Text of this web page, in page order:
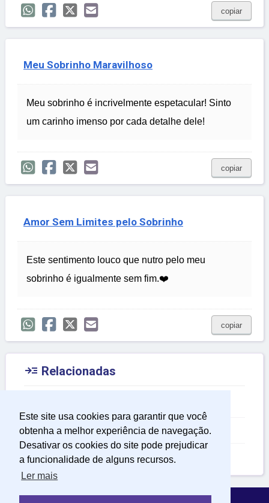
Este site usa cookies para garantir que você
obtenha a melhor experiência de navegação.
Desativar os cookies do site pode prejudicar
a funcionalidade de alguns recursos.
Ler mais
copiar
Meu Sobrinho Maravilhoso
Meu sobrinho é incrivelmente espetacular! Sinto
um carinho imenso por cada detalhe dele!
copiar
Amor Sem Limites pelo Sobrinho
Este sentimento louco que nutro pelo meu
sobrinho é igualmente sem fim.❤️
copiar
 Relacionadas
Frases para Sobrinho
Frases de Admiração